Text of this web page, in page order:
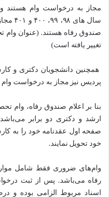
مجاز به درخواست وام هستند و
سال
صندوق رفاه هستند. (عنوان وام
تغییر یافته است)
همچنین دانشجویان دکتری و
پردیس نیز مجاز به درخواست
بنا بر اعلام صندوق رفاه، وام
ارشد و دکتری دو برابر
صفحه اول عقدنامه خود را به
خود تحویل نمایند.
وام‌های ضروری فقط شامل
رفاه می‌باشد. پس از ثبت
اسناد مربوط الزامی بوده و